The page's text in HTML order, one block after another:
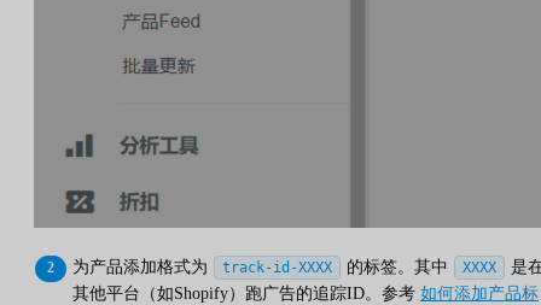
为产品添加格式为 track-id-XXXX 的标签。其中 XXXX
是
其他平台（如Shopify）跑广告的追踪ID。参考 如何添加产品标